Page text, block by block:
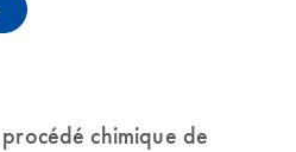
chimique de